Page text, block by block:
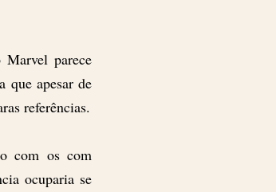
Marvel parece
que apesar de
referências.
com os com
ocuparia se